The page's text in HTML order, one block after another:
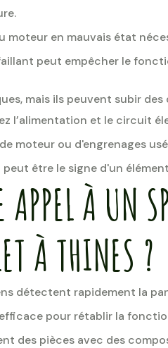
moteur en mauvais état
peut empêcher le
mais ils peuvent subir
l’alimentation et le circuit
moteur ou d'engrenages
être le signe d'un
À UN
À THINES ?
détectent rapidement la
pour rétablir la
des pièces avec des